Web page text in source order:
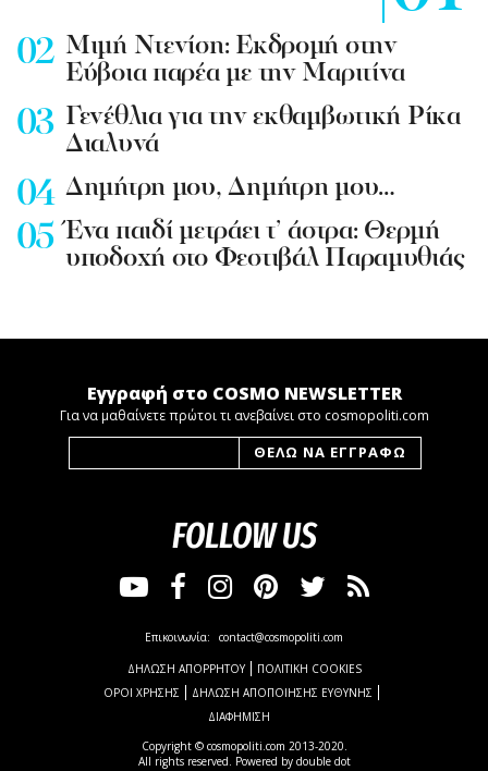
Mιμή Ντενίση: Εκδρομή στην
Εύβοια παρέα με την Μαριτίνα
Γενέθλια για την εκθαμβωτική Ρίκα
Διαλυνά
Δημήτρη μου, Δημήτρη μου…
Ένα παιδί μετράει τ’ άστρα: Θερμή
υποδοχή στο Φεστιβάλ Παραμυθιάς
Εγγραφή στο COSMO NEWSLETTER
Για να μαθαίνετε πρώτοι τι ανεβαίνει στο cosmopoliti.com
FOLLOW US
Copyright © cosmopoliti.com 2013-2020.
All rights reserved. Powered by double dot
Επικοινωνία: contact@cosmopoliti.com
ΔΗΛΩΣΗ ΑΠΟΡΡΗΤΟΥ
ΠΟΛΙΤΙΚΗ COOKIES
ΟΡΟΙ ΧΡΗΣΗΣ
ΔΗΛΩΣΗ ΑΠΟΠΟΙΗΣΗΣ ΕΥΘΥΝΗΣ
ΔΙΑΦΗΜΙΣΗ